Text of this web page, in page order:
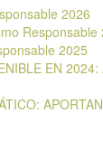
2026
Responsable
2025
EN 2024: